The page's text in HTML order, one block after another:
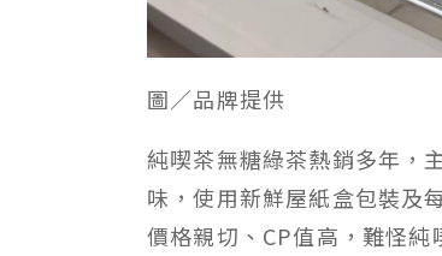
圖／品牌提供
純喫茶無糖綠茶熱銷多年，
味，使用新鮮屋紙盒包裝及
價格親切、CP值高，難怪